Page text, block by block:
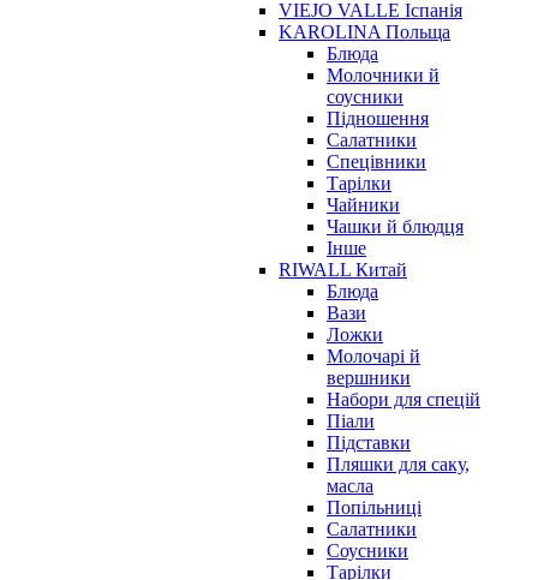
VIEJO VALLE Іспанія
KAROLINA Польща
Блюда
Молочники й
соусники
Підношення
Салатники
Спецівники
Тарілки
Чайники
Чашки й блюдця
Інше
RIWALL Китай
Блюда
Вази
Ложки
Молочарі й
вершники
Набори для спецій
Піали
Підставки
Пляшки для саку,
масла
Попільниці
Салатники
Соусники
Тарілки